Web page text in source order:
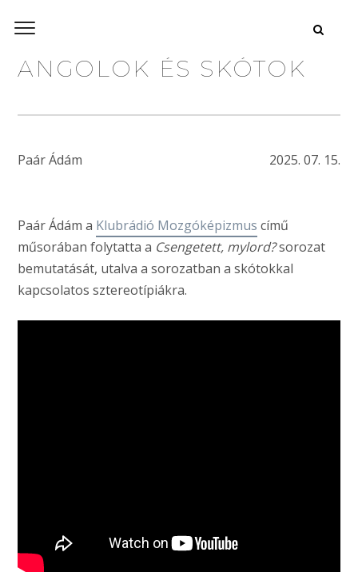
ANGOLOK ÉS SKÓTOK
Paár Ádám 2025. 07. 15.
Paár Ádám a Klubrádió Mozgóképizmus című
műsorában folytatta a Csengetett, mylord?sorozat
bemutatását, utalva a sorozatban a skótokkal
kapcsolatos sztereotípiákra.